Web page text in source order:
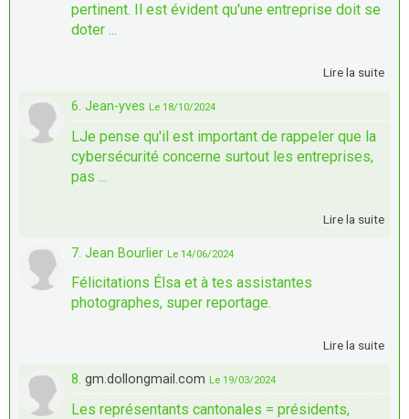
pertinent. Il est évident qu'une entreprise doit se
doter ...
Lire la suite
6. Jean-yves Le 18/10/2024
LJe pense qu'il est important de rappeler que la
cybersécurité concerne surtout les entreprises,
pas ...
Lire la suite
7. Jean Bourlier Le 14/06/2024
Félicitations Élsa et à tes assistantes
photographes, super reportage.
Lire la suite
8. gm.dollongmail.com Le 19/03/2024
Les représentants cantonales = présidents,